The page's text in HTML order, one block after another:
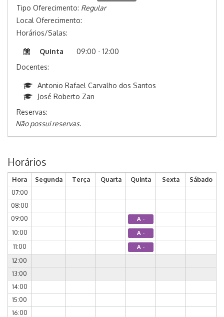
Tipo Oferecimento: Regular
Local Oferecimento:
Horários/Salas:
Quinta
09:00 - 12:00
Docentes:
Antonio Rafael Carvalho dos Santos
José Roberto Zan
Reservas:
Não possui reservas.
Horários
Hora Segunda Terça Quarta Quinta Sexta
Sábado
07:00
08:00
09:00
A -
10:00 A -
11:00 A -
12:00
13:00
14:00
15:00
16:00